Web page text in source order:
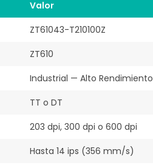
Valor
ZT61043-T210100Z
ZT610
Industrial — Alto Rendimiento
TT o DT
203 dpi, 300 dpi o 600 dpi
Hasta 14 ips (356 mm/s)